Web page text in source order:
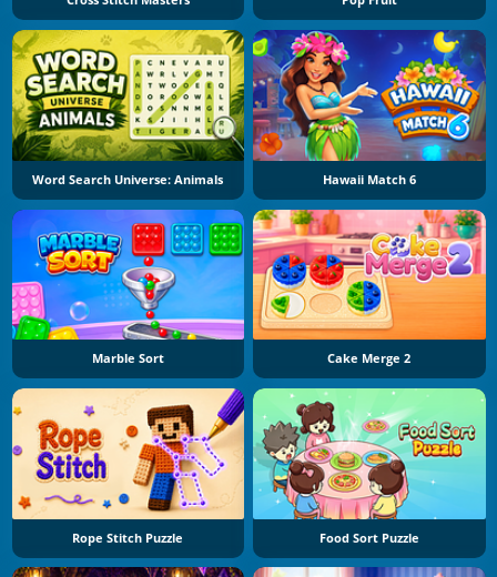
Word Search Universe: Animals Hawaii Match 6
Marble Sort Cake Merge 2
Rope Stitch Puzzle Food Sort Puzzle